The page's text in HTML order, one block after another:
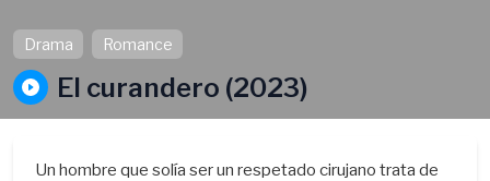
Drama Romance
El curandero (2023)
Un hombre que solía ser un respetado cirujano trata de